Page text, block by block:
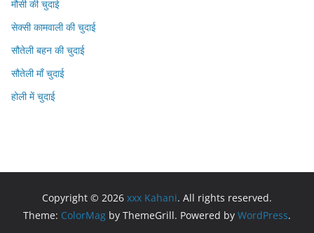
मौसी की चुदाई
सेक्सी कामवाली की चुदाई
सौतेली बहन की चुदाई
सौतेली माँ चुदाई
होली में चुदाई
Copyright © 2026 xxx Kahani. All rights reserved.
Theme: ColorMag by ThemeGrill. Powered by WordPress.